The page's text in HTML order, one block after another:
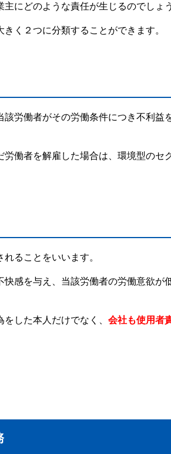
にどのような責任が生じるのでしょ
きく２つに分類することができます。
労働者がその労働条件につき不利益
働者を解雇した場合は、環境型のセ
ることをいいます。
感を与え、当該労働者の労働意欲が
した本人だけでなく、 会社も使用者